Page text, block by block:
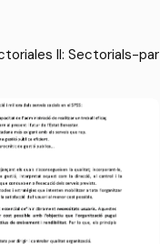
II: Sectorials-par